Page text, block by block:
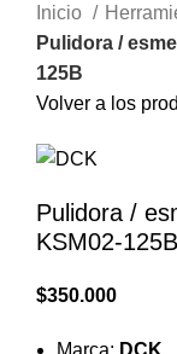
Inicio
Pulidora /
125B
Volver a los
Pulidora /
KSM02-125B
$350.000
Marca: DCK